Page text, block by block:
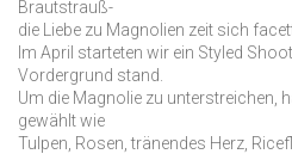
Brautstrauß-
die Liebe zu Magnolien zeit sich
Im April starteten wir ein Styled
Vordergrund stand.
Um die Magnolie zu unterstreichen,
gewählt wie
Tulpen, Rosen, tränendes Herz,